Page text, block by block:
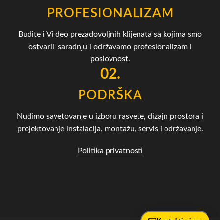
PROFESIONALIZAM
Budite i Vi deo prezadovoljnih klijenata sa kojima smo
ostvarili saradnju i održavamo profesionalizam i
poslovnost.
02.
PODRŠKA
Nudimo savetovanje u izboru rasvete, dizajn prostora i
projektovanje instalacija, montažu, servis i održavanje.
Politika privatnosti